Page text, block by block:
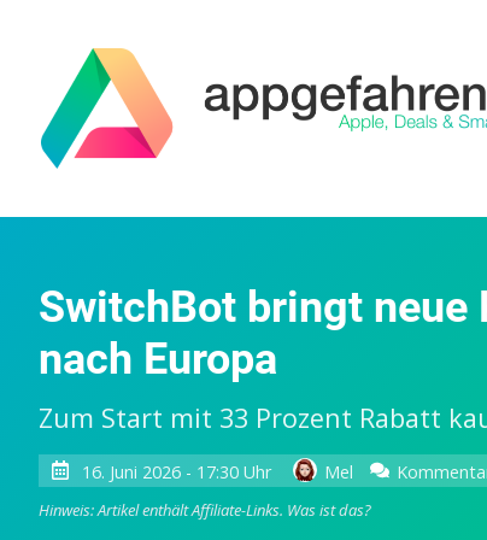
SwitchBot bringt
nach Europa
Zum Start mit 33 Prozent Rabatt
16. Juni 2026 - 17:30 Uhr Mel
Hinweis: Artikel enthält Affiliate-Links. Was ist das?